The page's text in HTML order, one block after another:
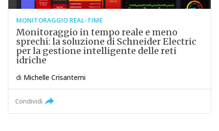
MONITORAGGIO REAL-TIME
Monitoraggio in tempo reale e meno
sprechi: la soluzione di Schneider Electric
per la gestione intelligente delle reti
idriche
di Michelle Crisantemi
Condividi